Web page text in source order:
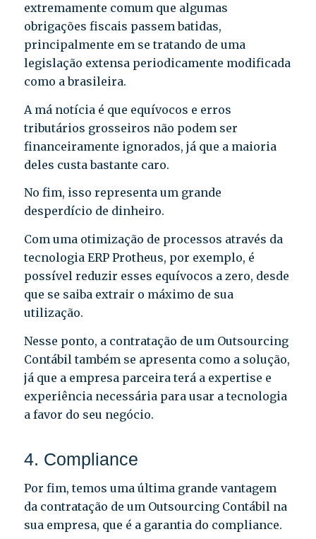
extremamente comum que algumas
obrigações fiscais passem batidas,
principalmente em se tratando de uma
legislação extensa periodicamente modificada
como a brasileira.
A má notícia é que equívocos e erros
tributários grosseiros não podem ser
financeiramente ignorados, já que a maioria
deles custa bastante caro.
No fim, isso representa um grande
desperdício de dinheiro.
Com uma otimização de processos através da
tecnologia ERP Protheus, por exemplo, é
possível reduzir esses equívocos a zero, desde
que se saiba extrair o máximo de sua
utilização.
Nesse ponto, a contratação de um Outsourcing
Contábil também se apresenta como a solução,
já que a empresa parceira terá a expertise e
experiência necessária para usar a tecnologia
a favor do seu negócio.
4. Compliance
Por fim, temos uma última grande vantagem
da contratação de um Outsourcing Contábil na
sua empresa, que é a garantia do compliance.